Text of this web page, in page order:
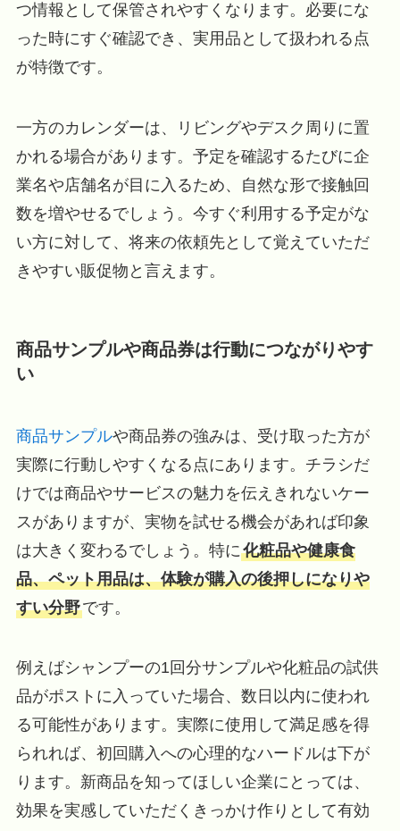
つ情報として保管されやすくなります。必要にな
った時にすぐ確認でき、実用品として扱われる点
が特徴です。
一方のカレンダーは、リビングやデスク周りに置
かれる場合があります。予定を確認するたびに企
業名や店舗名が目に入るため、自然な形で接触回
数を増やせるでしょう。今すぐ利用する予定がな
い方に対して、将来の依頼先として覚えていただ
きやすい販促物と言えます。
商品サンプルや商品券は行動につながりやす
い
商品サンプルや商品券の強みは、受け取った方が
実際に行動しやすくなる点にあります。チラシだ
けでは商品やサービスの魅力を伝えきれないケー
スがありますが、実物を試せる機会があれば印象
は大きく変わるでしょう。特に化粧品や健康食
品、ペット用品は、体験が購入の後押しになりや
すい分野です。
例えばシャンプーの1回分サンプルや化粧品の試供
品がポストに入っていた場合、数日以内に使われ
る可能性があります。実際に使用して満足感を得
られれば、初回購入への心理的なハードルは下が
ります。新商品を知ってほしい企業にとっては、
効果を実感していただくきっかけ作りとして有効